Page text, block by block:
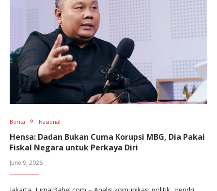
Berita Nasional
Hensa: Dadan Bukan Cuma Korupsi MBG, Dia Pakai
Fiskal Negara untuk Perkaya Diri
June 9, 2026